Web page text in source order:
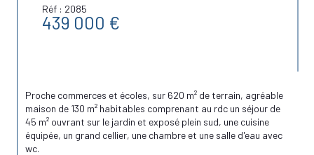
Réf : 2085
439 000 €
Proche commerces et écoles, sur 620 m² de terrain, agréable
maison de 130 m² habitables comprenant au rdc un séjour de
45 m² ouvrant sur le jardin et exposé plein sud, une cuisine
équipée, un grand cellier, une chambre et une salle d'eau avec
wc.